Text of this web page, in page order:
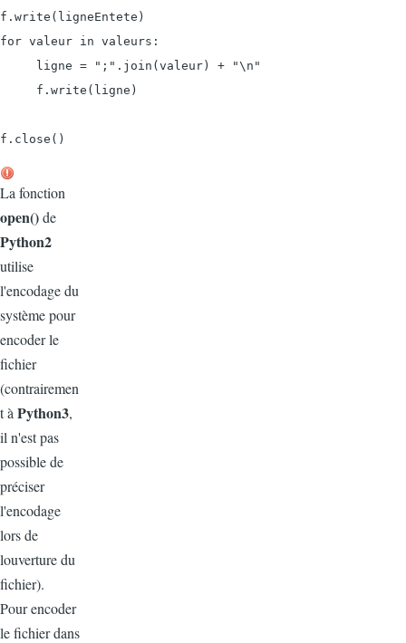
f.write(ligneEntete)
for valeur in valeurs:
     ligne = ";".join(valeur) + "\n"
     f.write(ligne)
La fonction
open()de
Python2
utilise
l'encodage du
système pour
encoder le
fichier
(contrairemen
t à Python3,
il n'est pas
possible de
préciser
l'encodage
lors de
louverture du
fichier).
Pour encoder
le fichier dans